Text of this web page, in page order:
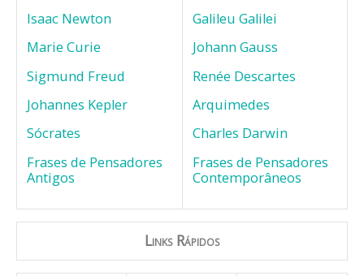
Isaac Newton
Marie Curie
Sigmund Freud
Johannes Kepler
Sócrates
Frases de Pensadores
Antigos
Galileu Galilei
Johann Gauss
Renée Descartes
Arquimedes
Charles Darwin
Frases de Pensadores
Contemporâneos
Links Rápidos